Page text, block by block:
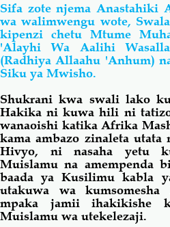
Sifa zote njema Anastahiki
wa walimwengu wote,
kipenzi chetu Mtume
'Alayhi Wa Aalihi
(Radhiya Allaahu 'Anhum)
Siku ya Mwisho.
Shukrani kwa swali lako
Hakika ni kuwa hili ni
wanaoishi katika Afrika
kama ambazo zinaleta
Hivyo, ni nasaha yetu
Muislamu na amempenda
baada ya Kusilimu kabla
utakuwa wa
mpaka jamii ihakikishe
Muislamu wa utekelezaji.